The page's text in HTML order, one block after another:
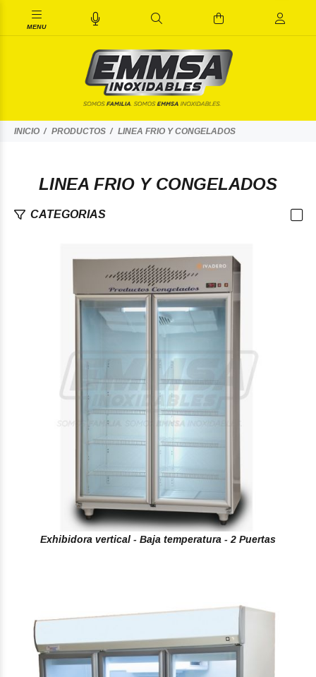
INICIO PRODUCTOS LINEA FRIO Y CONGELADOS
LINEA FRIO Y CONGELADOS
CATEGORIAS
Exhibidora vertical - Baja temperatura - 2 Puertas